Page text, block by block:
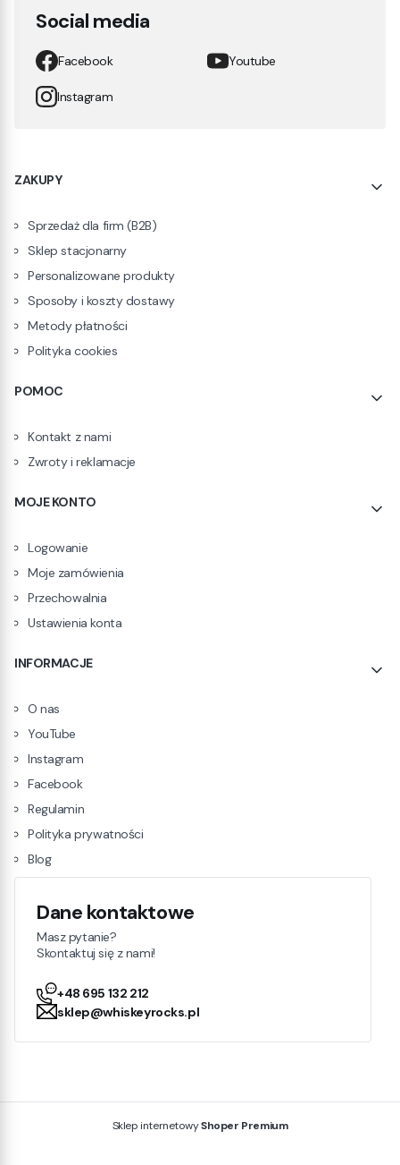
Social media
Facebook Youtube
Instagram
Dane kontaktowe
Masz pytanie?
Skontaktuj się z nami!
+48 695 132 212
sklep@whiskeyrocks.pl
Linki w stopce
ZAKUPY
Sprzedaż dla firm (B2B)
Sklep stacjonarny
Personalizowane produkty
Sposoby i koszty dostawy
Metody płatności
Polityka cookies
POMOC
Kontakt z nami
Zwroty i reklamacje
MOJE KONTO
Logowanie
Moje zamówienia
Przechowalnia
Ustawienia konta
INFORMACJE
O nas
YouTube
Instagram
Facebook
Regulamin
Polityka prywatności
Blog
Sklep internetowyShoper Premium